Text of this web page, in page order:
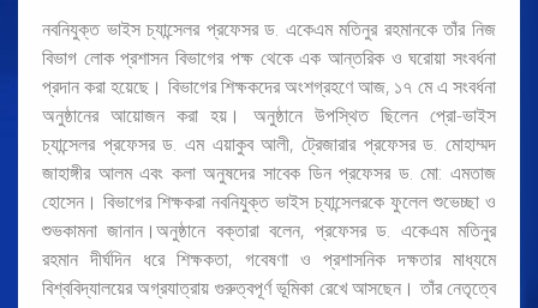
নবনিযুক্ত ভাইস চ্যান্সেলর প্রফেসর ড. একেএম মতিনুর রহমানকে তাঁর নিজ
বিভাগ লোক প্রশাসন বিভাগের পক্ষ থেকে এক আন্তরিক ও ঘরোয়া সংবর্ধনা
প্রদান করা হয়েছে। বিভাগের শিক্ষকদের অংশগ্রহণে আজ, ১৭ মে এ সংবর্ধনা
অনুষ্ঠানের আয়োজন করা হয়। অনুষ্ঠানে উপস্থিত ছিলেন প্রো-ভাইস
চ্যান্সেলর প্রফেসর ড. এম এয়াকুব আলী, ট্রেজারার প্রফেসর ড. মোহাম্মদ
জাহাঙ্গীর আলম এবং কলা অনুষদের সাবেক ডিন প্রফেসর ড. মো: এমতাজ
হোসেন। বিভাগের শিক্ষকরা নবনিযুক্ত ভাইস চ্যান্সেলরকে ফুলেল শুভেচ্ছা ও
শুভকামনা জানান।অনুষ্ঠানে বক্তারা বলেন, প্রফেসর ড. একেএম মতিনুর
রহমান দীর্ঘদিন ধরে শিক্ষকতা, গবেষণা ও প্রশাসনিক দক্ষতার মাধ্যমে
বিশ্ববিদ্যালয়ের অগ্রযাত্রায় গুরুত্বপূর্ণ ভূমিকা রেখে আসছেন। তাঁর নেতৃত্বে